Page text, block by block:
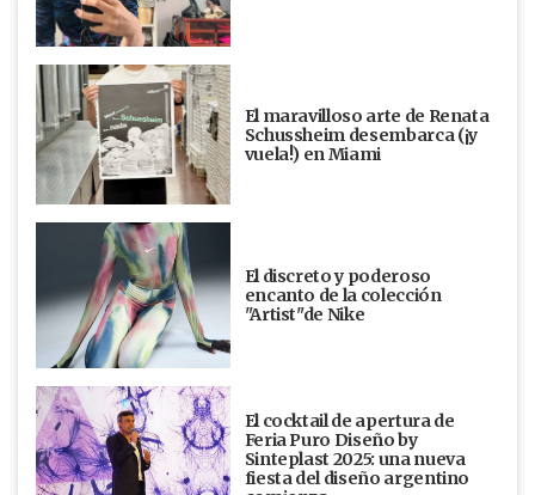
El maravilloso arte de Renata
Schussheim desembarca (¡y
vuela!) en Miami
El discreto y poderoso
encanto de la colección
"Artist"de Nike
El cocktail de apertura de
Feria Puro Diseño by
Sinteplast 2025: una nueva
fiesta del diseño argentino